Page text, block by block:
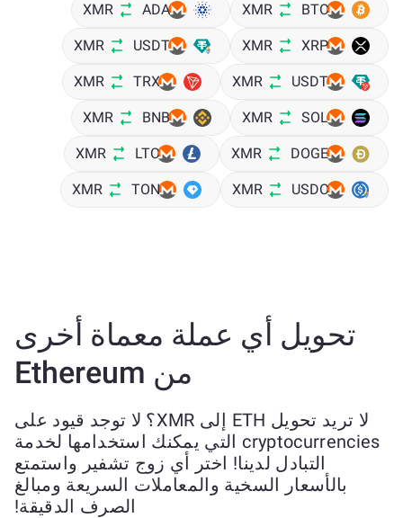
BTC
XMR
ADA
XMR
XRP
XMR
USDT
XMR
USDT
XMR
TRX
XMR
SOL
XMR
BNB
XMR
DOGE
XMR
LTC
XMR
USDC
XMR
TON
XMR
تحويل أي عملة معماة أخرى
من Ethereum
لا تريد تحويل ETH إلى XMR؟ لا توجد قيود على
cryptocurrencies التي يمكنك استخدامها لخدمة
التبادل لدينا! اختر أي زوج تشفير واستمتع
بالأسعار السخية والمعاملات السريعة ومبالغ
الصرف الدقيقة!